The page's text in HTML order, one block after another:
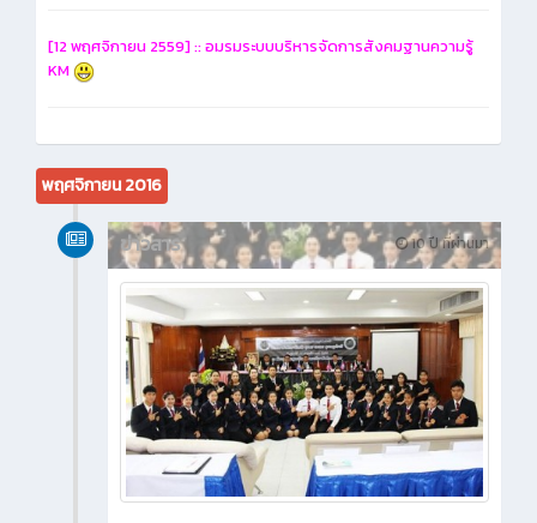
[12 พฤศจิกายน 2559] :: อมรมระบบบริหารจัดการสังคมฐานความรู้
KM
พฤศจิกายน 2016
10 ปี ที่ผ่านมา
ข่าวสาร